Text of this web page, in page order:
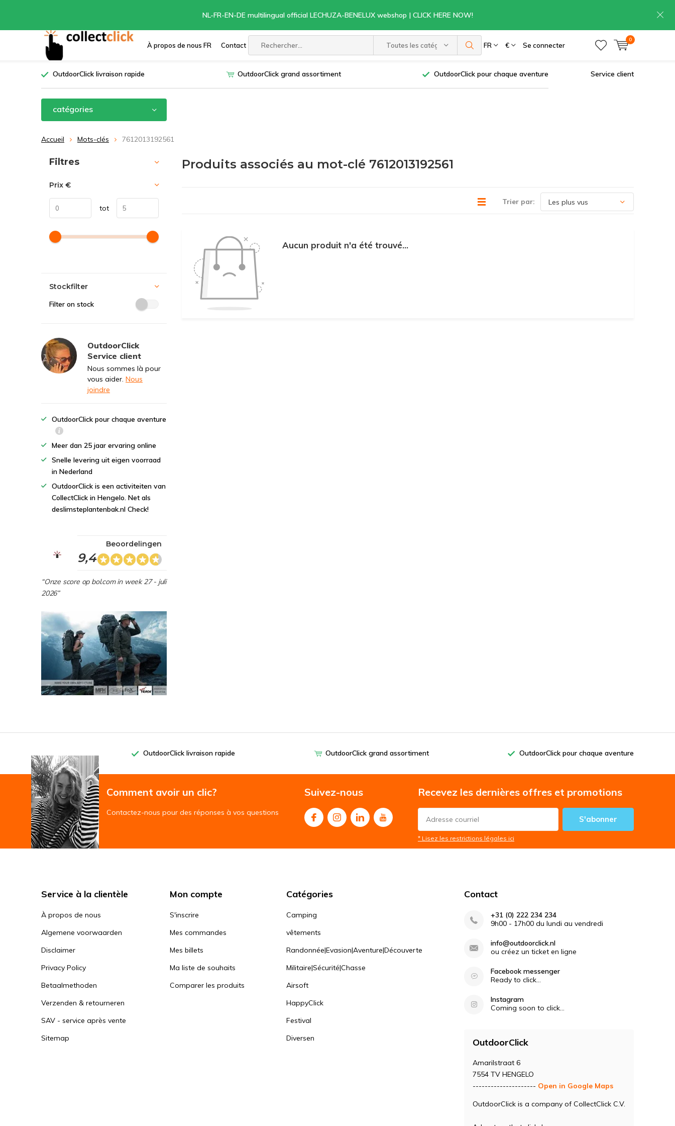
À propos de nous FR Contact Toutes les catégories FR € Se connecter
0
NL-FR-EN-DE multilingual official LECHUZA-BENELUX webshop | CLICK HERE NOW!
OutdoorClick livraison rapide OutdoorClick grand assortiment OutdoorClick pour chaque aventure Service client
catégories
Accueil Mots-clés 7612013192561
Produits associés au mot-clé 7612013192561
Trier par:
Aucun produit n'a été trouvé...
Trier par:
Filtres
Prix €
tot
Stockfilter
Filter on stock
OutdoorClick
Service client
Nous sommes là pour
vous aider. Nous
joindre
OutdoorClick pour chaque aventure
Meer dan 25 jaar ervaring online
Snelle levering uit eigen voorraad
in Nederland
OutdoorClick is een activiteiten van
CollectClick in Hengelo. Net als
deslimsteplantenbak.nl Check!
9,4
Beoordelingen
“Onze score op bol.com in week 27 - juli
2026”
OutdoorClick livraison rapide OutdoorClick grand assortiment OutdoorClick pour chaque aventure
Comment avoir un clic?
Contactez-nous pour des réponses à vos questions
Suivez-nous Recevez les dernières offres et promotions
S'abonner
* Lisez les restrictions légales ici
Service à la clientèle
À propos de nous
Algemene voorwaarden
Disclaimer
Privacy Policy
Betaalmethoden
Verzenden & retourneren
SAV - service après vente
Sitemap
Mon compte
S'inscrire
Mes commandes
Mes billets
Ma liste de souhaits
Comparer les produits
Catégories
Camping
vêtements
Randonnée|Evasion|Aventure|Découverte
Militaire|Sécurité|Chasse
Airsoft
HappyClick
Festival
Diversen
Contact
+31 (0) 222 234 234
9h00 - 17h00 du lundi au vendredi
info@outdoorclick.nl
ou créez un ticket en ligne
Facebook messenger
Ready to click...
Instagram
Coming soon to click...
OutdoorClick
Amarilstraat 6
7554 TV HENGELO
--------------------- Open in Google Maps
OutdoorClick is a company of CollectClick C.V.